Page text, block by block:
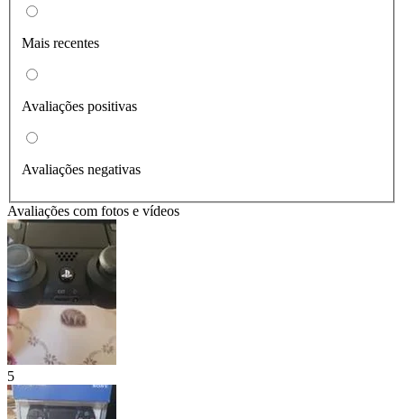
Mais recentes
Avaliações positivas
Avaliações negativas
Avaliações com fotos e vídeos
5